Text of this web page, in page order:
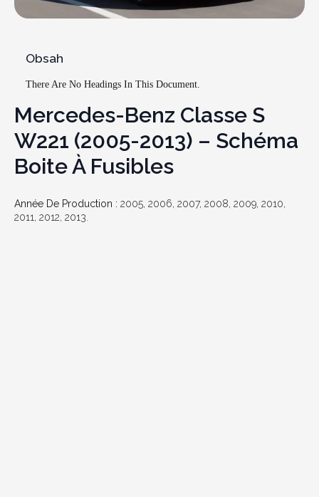
Obsah
There Are No Headings In This Document.
Mercedes-Benz Classe S
W221 (2005-2013) – Schéma
Boite À Fusibles
Année De Production : 2005, 2006, 2007, 2008, 2009, 2010,
2011, 2012, 2013.